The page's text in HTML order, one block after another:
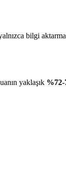
bilgi
yaklaşık %72-